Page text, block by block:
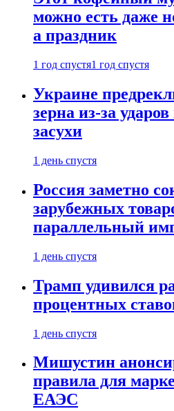
можно есть даже
а праздник
1 год спустя1 год спустя
Украине
зерна из-за
засухи
1 день спустя
Россия заметно
зарубежных
параллельный
1 день спустя
Трамп удивился
процентных
1 день спустя
Мишустин
правила для
ЕАЭС